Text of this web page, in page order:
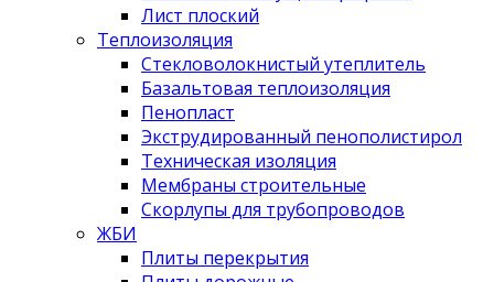
Лист плоский
Теплоизоляция
Стекловолокнистый утеплитель
Базальтовая теплоизоляция
Пенопласт
Экструдированный пенополистирол
Техническая изоляция
Мембраны строительные
Скорлупы для трубопроводов
ЖБИ
Плиты перекрытия